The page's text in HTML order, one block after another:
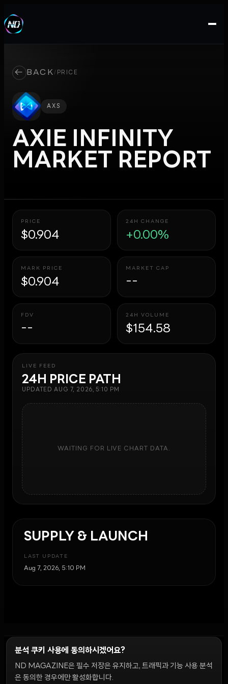
← BACK / PRICE
AXS
AXIE INFINITY
MARKET REPORT
PRICE
$0.904
24H CHANGE
+0.00%
MARK PRICE
$0.904
MARKET CAP
--
FDV
--
24H VOLUME
$154.58
LIVE FEED
24H PRICE PATH
UPDATEDAUG 7, 2026, 5:10 PM
WAITING FOR LIVE CHART DATA.
SUPPLY & LAUNCH
LAST UPDATE
Aug 7, 2026, 5:10 PM
윤리 원칙 Discord 봇캠페인 가이드커뮤니티 랭킹
쿠키 설정
분석 쿠키 사용에 동의하시겠어요?
ND MAGAZINE은 필수 저장은 유지하고, 트래픽과 기능 사용 분석
은 동의한 경우에만 활성화합니다.